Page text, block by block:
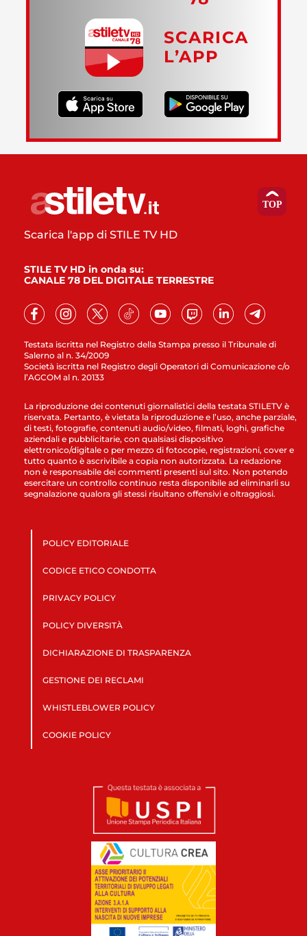
SCARICA
L’APP
Testata iscritta nel Registro della Stampa presso il Tribunale di
Salerno al n. 34/2009
Società iscritta nel Registro degli Operatori di Comunicazione c/o
l’AGCOM al n. 20133
Scarica l'app di STILE TV HD
STILE TV HD in onda su:
CANALE 78 DEL DIGITALE TERRESTRE
La riproduzione dei contenuti giornalistici della testata STILETV è
riservata. Pertanto, è vietata la riproduzione e l’uso, anche parziale,
di testi, fotografie, contenuti audio/video, filmati, loghi, grafiche
aziendali e pubblicitarie, con qualsiasi dispositivo
elettronico/digitale o per mezzo di fotocopie, registrazioni, cover e
tutto quanto è ascrivibile a copia non autorizzata. La redazione
non è responsabile dei commenti presenti sul sito. Non potendo
esercitare un controllo continuo resta disponibile ad eliminarli su
segnalazione qualora gli stessi risultano offensivi e oltraggiosi.
POLICY EDITORIALE
CODICE ETICO CONDOTTA
PRIVACY POLICY
POLICY DIVERSITÀ
DICHIARAZIONE DI TRASPARENZA
GESTIONE DEI RECLAMI
WHISTLEBLOWER POLICY
COOKIE POLICY